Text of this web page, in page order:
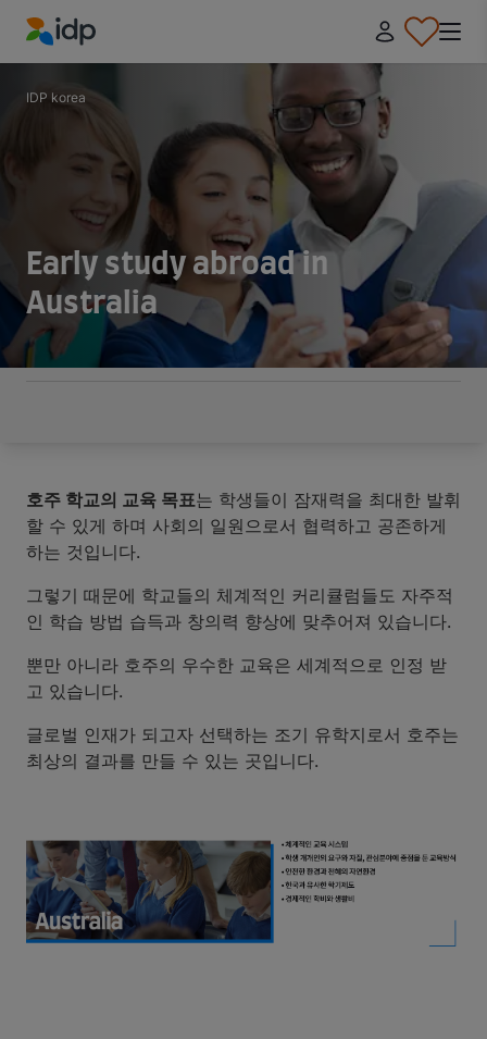
IDP Education
IDP korea
Early study abroad in
Australia
호주 학교의 교육 목표는 학생들이 잠재력을 최대한 발휘
할 수 있게 하며 사회의 일원으로서 협력하고 공존하게
하는 것입니다.
그렇기 때문에 학교들의 체계적인 커리큘럼들도 자주적
인 학습 방법 습득과 창의력 향상에 맞추어져 있습니다.
뿐만 아니라 호주의 우수한 교육은 세계적으로 인정 받
고 있습니다.
글로벌 인재가 되고자 선택하는 조기 유학지로서 호주는
최상의 결과를 만들 수 있는 곳입니다.